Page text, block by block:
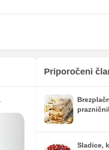
Priporočeni
Sladice,